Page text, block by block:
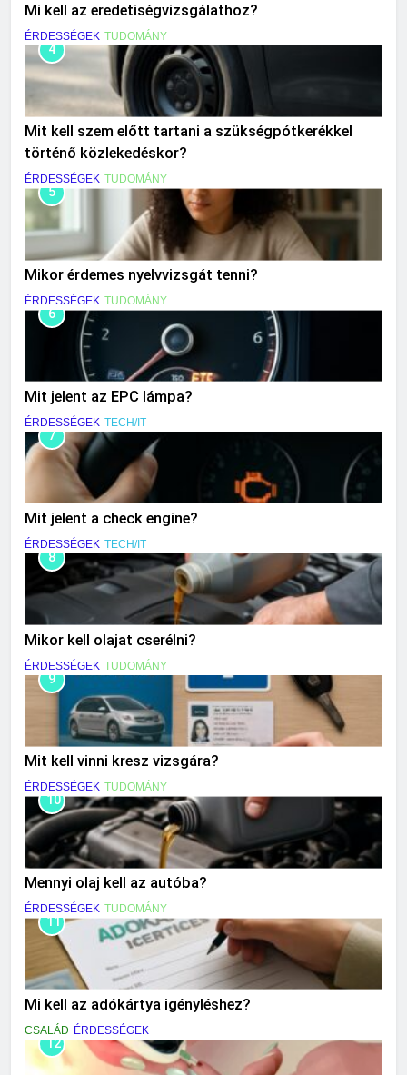
Mi kell az eredetiségvizsgálathoz?
ÉRDESSÉGEK TUDOMÁNY
4
Mit kell szem előtt tartani a szükségpótkerékkel
történő közlekedéskor?
ÉRDESSÉGEK TUDOMÁNY
5
Mikor érdemes nyelvvizsgát tenni?
ÉRDESSÉGEK TUDOMÁNY
6
Mit jelent az EPC lámpa?
ÉRDESSÉGEK TECH/IT
7
Mit jelent a check engine?
ÉRDESSÉGEK TECH/IT
8
Mikor kell olajat cserélni?
ÉRDESSÉGEK TUDOMÁNY
9
Mit kell vinni kresz vizsgára?
ÉRDESSÉGEK TUDOMÁNY
10
Mennyi olaj kell az autóba?
ÉRDESSÉGEK TUDOMÁNY
11
Mi kell az adókártya igényléshez?
CSALÁD ÉRDESSÉGEK
12